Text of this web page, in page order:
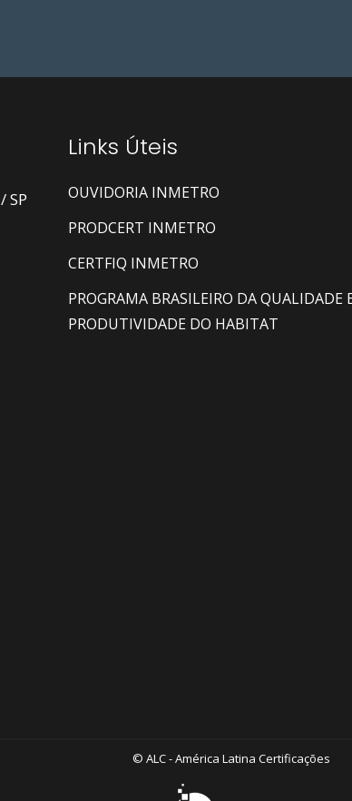
SP
Links Úteis
OUVIDORIA INMETRO
PRODCERT INMETRO
CERTFIQ INMETRO
PROGRAMA BRASILEIRO DA QUALIDADE
PRODUTIVIDADE DO HABITAT
© ALC - América Latina Certificações